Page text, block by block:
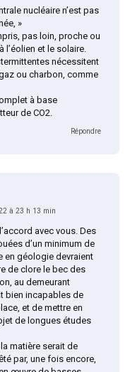
nucléaire n’est pas
»
pas loin, proche ou
l’éolien et le solaire.
nécessitent
ou charbon, comme
à base
de CO2.
Répondre
à 23 h 13 min
avec vous. Des
d’un minimum de
en géologie devraient
de clore le bec des
au demeurant
bien incapables de
et de mettre en
de longues études
matière serait de
par, une fois encore,